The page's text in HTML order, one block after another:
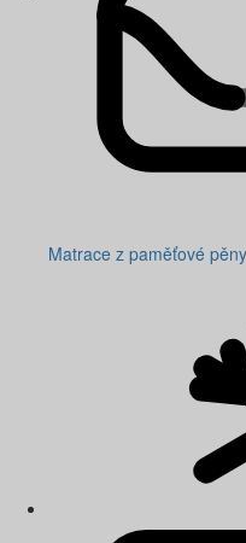
Matrace z paměťové pěny